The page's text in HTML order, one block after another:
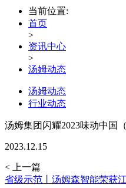
当前位置:
首页
>
资讯中心
>
汤姆动态
汤姆动态
行业动态
汤姆集团闪耀2023味动中国
2023.12.15
< 上一篇
省级示范丨汤姆森智能荣获